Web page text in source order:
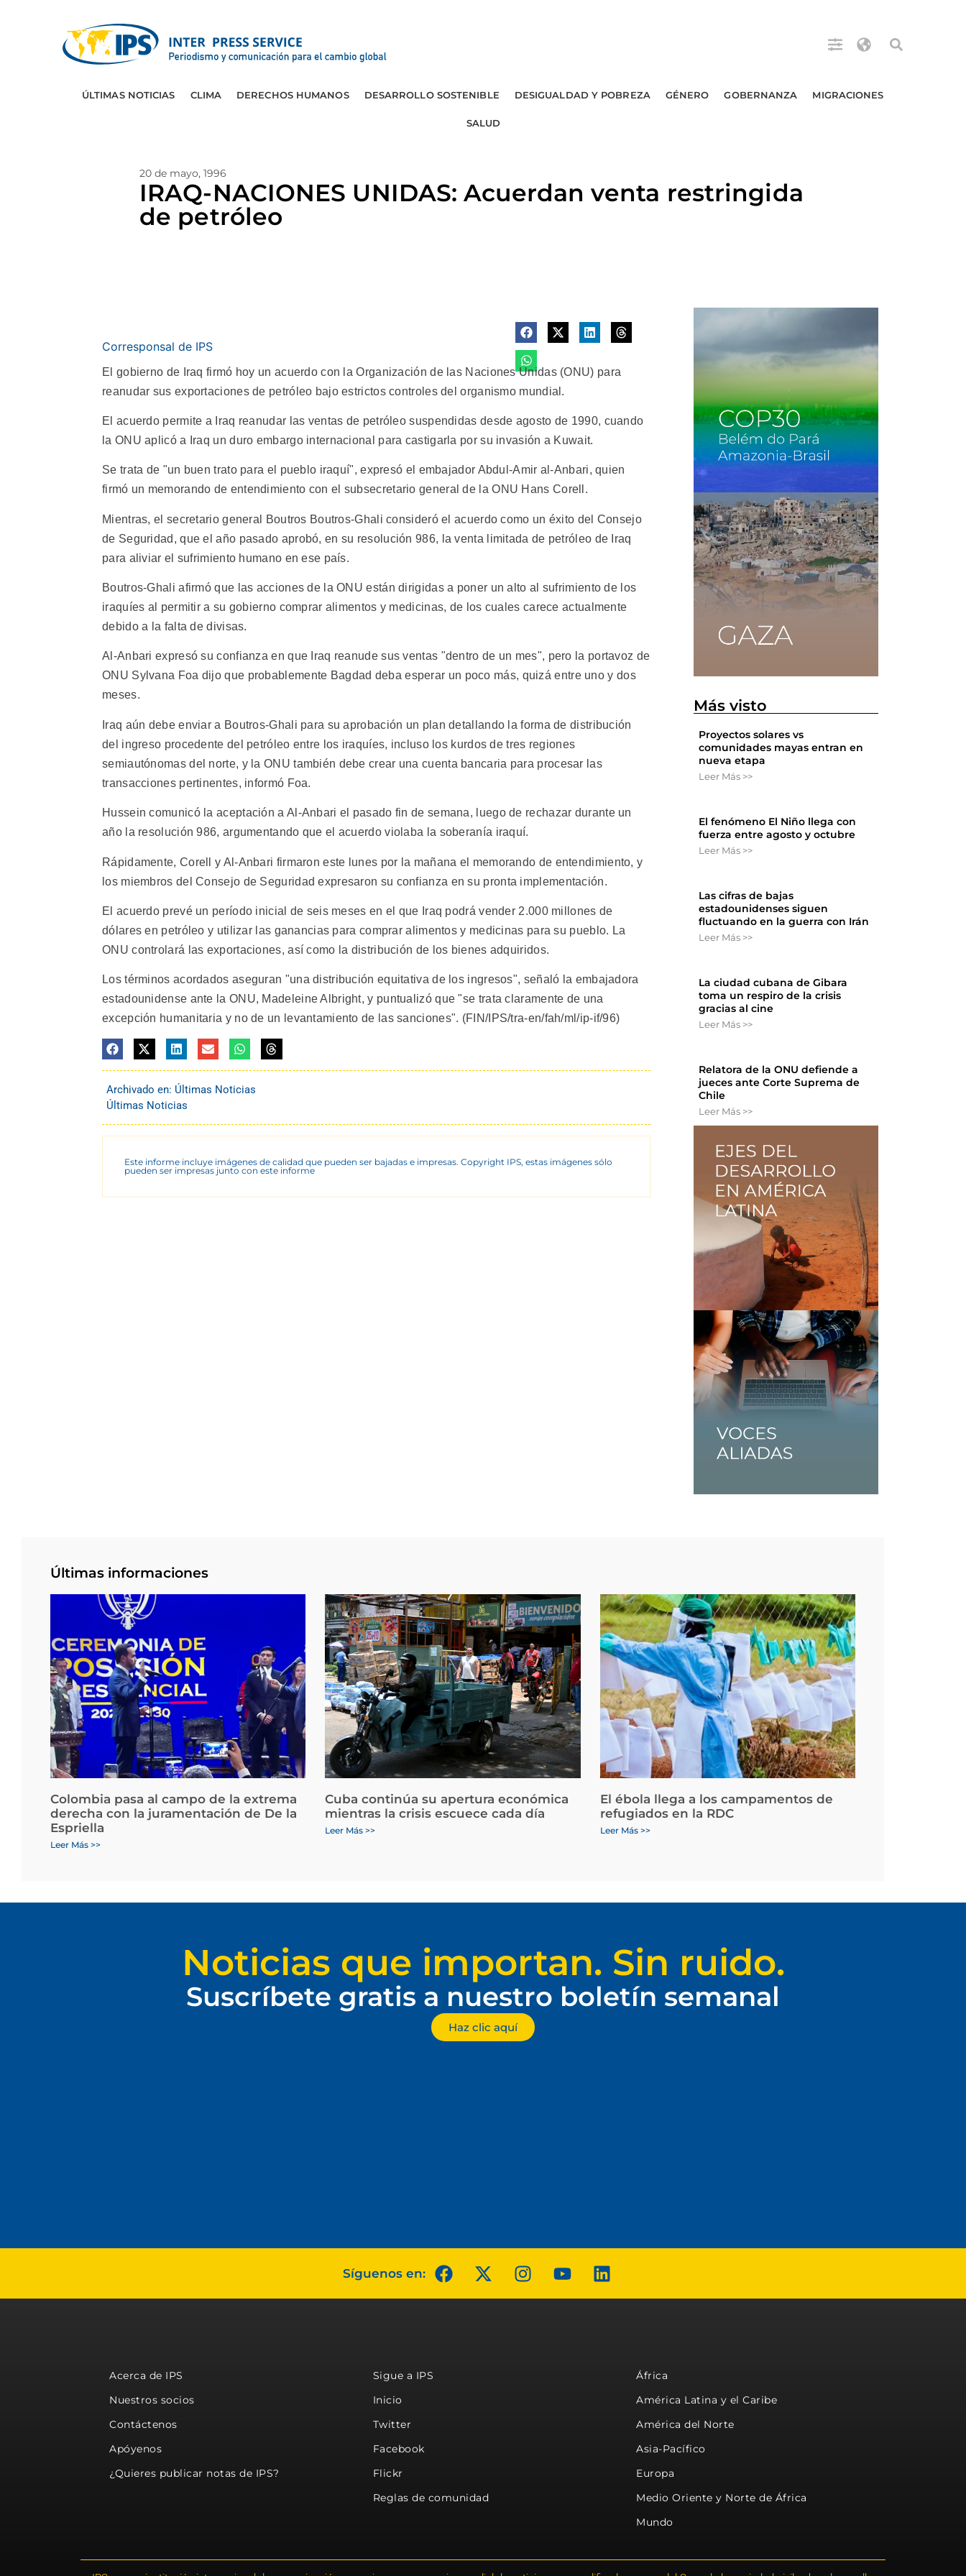
ÚLTIMAS NOTICIAS CLIMA DERECHOS HUMANOS DESARROLLO SOSTENIBLE DESIGUALDAD Y POBREZA GÉNERO GOBERNANZA MIGRACIONES
SALUD
20 de mayo, 1996
IRAQ-NACIONES UNIDAS: Acuerdan venta restringida
de petróleo
Corresponsal de IPS
El gobierno de Iraq firmó hoy un acuerdo con la Organización de las Naciones Unidas (ONU) para
reanudar sus exportaciones de petróleo bajo estrictos controles del organismo mundial.
El acuerdo permite a Iraq reanudar las ventas de petróleo suspendidas desde agosto de 1990, cuando
la ONU aplicó a Iraq un duro embargo internacional para castigarla por su invasión a Kuwait.
Se trata de "un buen trato para el pueblo iraquí", expresó el embajador Abdul-Amir al-Anbari, quien
firmó un memorando de entendimiento con el subsecretario general de la ONU Hans Corell.
Mientras, el secretario general Boutros Boutros-Ghali consideró el acuerdo como un éxito del Consejo
de Seguridad, que el año pasado aprobó, en su resolución 986, la venta limitada de petróleo de Iraq
para aliviar el sufrimiento humano en ese país.
Boutros-Ghali afirmó que las acciones de la ONU están dirigidas a poner un alto al sufrimiento de los
iraquíes al permitir a su gobierno comprar alimentos y medicinas, de los cuales carece actualmente
debido a la falta de divisas.
Al-Anbari expresó su confianza en que Iraq reanude sus ventas "dentro de un mes", pero la portavoz de
ONU Sylvana Foa dijo que probablemente Bagdad deba esperar un poco más, quizá entre uno y dos
meses.
Iraq aún debe enviar a Boutros-Ghali para su aprobación un plan detallando la forma de distribución
del ingreso procedente del petróleo entre los iraquíes, incluso los kurdos de tres regiones
semiautónomas del norte, y la ONU también debe crear una cuenta bancaria para procesar las
transacciones pertinentes, informó Foa.
Hussein comunicó la aceptación a Al-Anbari el pasado fin de semana, luego de rechazar durante un
año la resolución 986, argumentando que el acuerdo violaba la soberanía iraquí.
Rápidamente, Corell y Al-Anbari firmaron este lunes por la mañana el memorando de entendimiento, y
los miembros del Consejo de Seguridad expresaron su confianza en su pronta implementación.
El acuerdo prevé un período inicial de seis meses en el que Iraq podrá vender 2.000 millones de
dólares en petróleo y utilizar las ganancias para comprar alimentos y medicinas para su pueblo. La
ONU controlará las exportaciones, así como la distribución de los bienes adquiridos.
Los términos acordados aseguran "una distribución equitativa de los ingresos", señaló la embajadora
estadounidense ante la ONU, Madeleine Albright, y puntualizó que "se trata claramente de una
excepción humanitaria y no de un levantamiento de las sanciones". (FIN/IPS/tra-en/fah/ml/ip-if/96)
Archivado en: Últimas Noticias
Últimas Noticias
Este informe incluye imágenes de calidad que pueden ser bajadas e impresas. Copyright IPS, estas imágenes sólo
pueden ser impresas junto con este informe
Más visto
Proyectos solares vs
comunidades mayas entran en
nueva etapa
Leer Más >>
El fenómeno El Niño llega con
fuerza entre agosto y octubre
Leer Más >>
Las cifras de bajas
estadounidenses siguen
fluctuando en la guerra con Irán
Leer Más >>
La ciudad cubana de Gibara
toma un respiro de la crisis
gracias al cine
Leer Más >>
Relatora de la ONU defiende a
jueces ante Corte Suprema de
Chile
Leer Más >>
Últimas informaciones
Colombia pasa al campo de la extrema
derecha con la juramentación de De la
Espriella
Leer Más >>
Cuba continúa su apertura económica
mientras la crisis escuece cada día
Leer Más >>
El ébola llega a los campamentos de
refugiados en la RDC
Leer Más >>
Noticias que importan. Sin ruido.
Suscríbete gratis a nuestro boletín semanal
Haz clic aquí
Síguenos en:
Acerca de IPS
Nuestros socios
Contáctenos
Apóyenos
¿Quieres publicar notas de IPS?
Sigue a IPS
Inicio
Twitter
Facebook
Flickr
Reglas de comunidad
África
América Latina y el Caribe
América del Norte
Asia-Pacífico
Europa
Medio Oriente y Norte de África
Mundo